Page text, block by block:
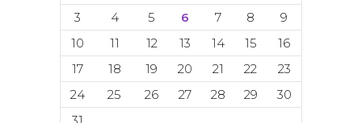
3
4 5 6 7 8
9
10
11 12 13 14 15
16
17
18 19 20 21 22
23
24
25 26 27 28 29
30
31